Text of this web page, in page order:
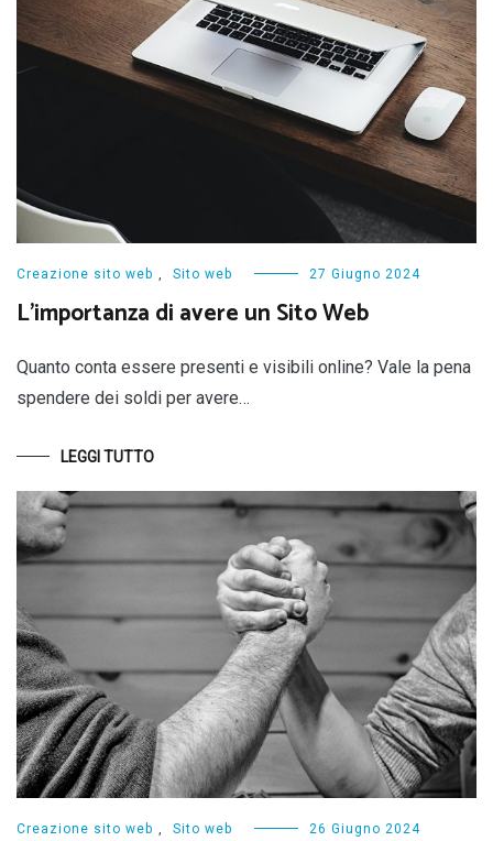
Creazione sito web , Sito web 27 Giugno 2024
L’importanza di avere un Sito Web
Quanto conta essere presenti e visibili online? Vale la pena
spendere dei soldi per avere…
LEGGI TUTTO
Creazione sito web Sito web 26 Giugno 2024